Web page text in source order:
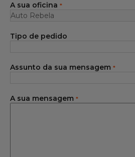
Serviço cliente
Todas as oficinas
Integrar a rede
A sua oficina *
Tipo de pedido
Assunto da sua mensagem *
A sua mensagem *